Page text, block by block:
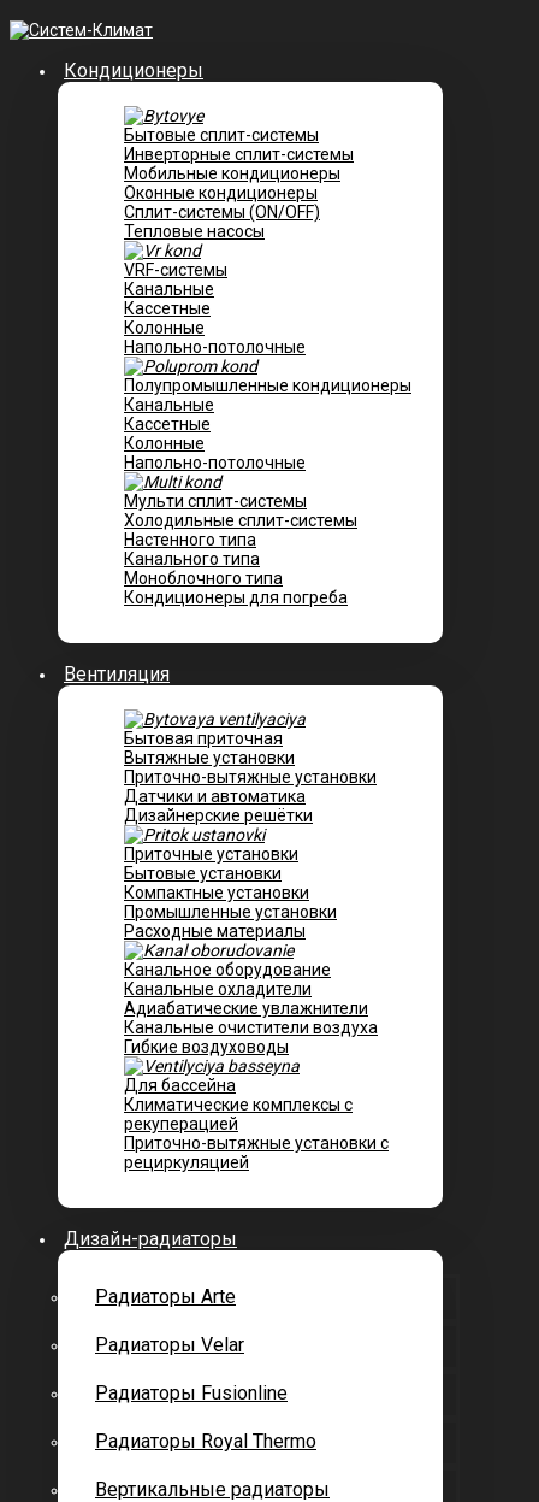
Кондиционеры
Бытовые сплит-системы
Инверторные сплит-системы
Мобильные кондиционеры
Оконные кондиционеры
Сплит-системы (ON/OFF)
Тепловые насосы
VRF-системы
Канальные
Касcетные
Колонные
Напольно-потолочные
Полупромышленные кондиционеры
Канальные
Кассетные
Колонные
Напольно-потолочные
Мульти сплит-системы
Холодильные сплит-системы
Настенного типа
Канального типа
Моноблочного типа
Кондиционеры для погреба
Вентиляция
Бытовая приточная
Вытяжные установки
Приточно-вытяжные установки
Датчики и автоматика
Дизайнерские решётки
Приточные установки
Бытовые установки
Компактные установки
Промышленные установки
Расходные материалы
Канальное оборудование
Канальные охладители
Адиабатические увлажнители
Канальные очистители воздуха
Гибкие воздуховоды
Для бассейна
Климатические комплексы с
рекуперацией
Приточно-вытяжные установки с
рециркуляцией
Дизайн-радиаторы
Радиаторы Arte
Радиаторы Velar
Радиаторы Fusionline
Радиаторы Royal Thermo
Вертикальные радиаторы